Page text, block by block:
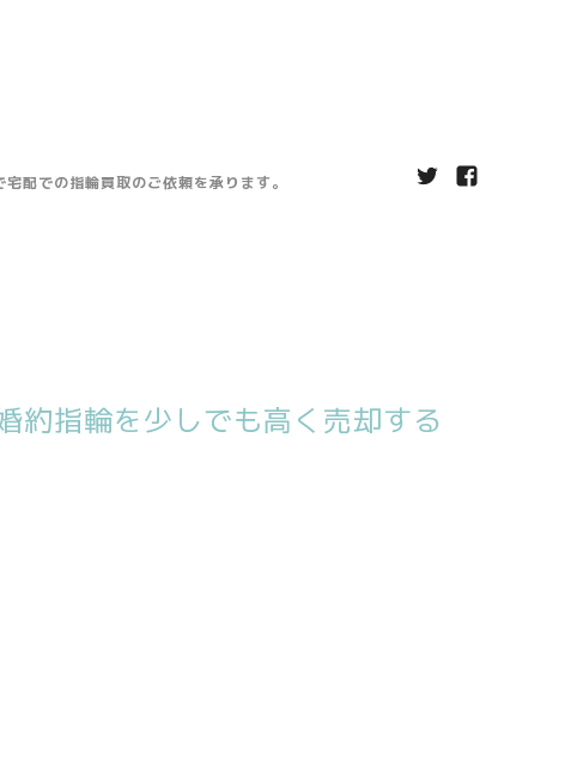
配での指輪買取のご依頼を承ります。
約指輪を少しでも高く売却する